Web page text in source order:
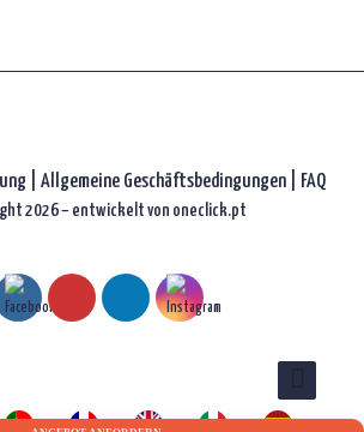
Allgemeine Geschäftsbedingungen | FAQ
2026 – entwickelt von oneclick.pt